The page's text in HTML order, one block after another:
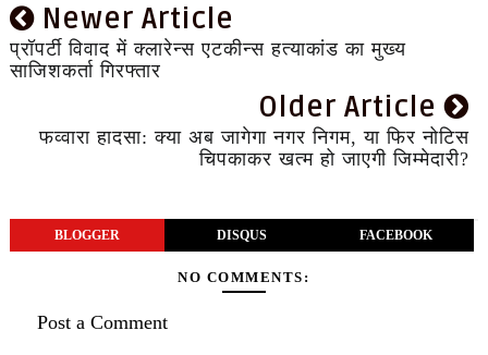
Newer Article
प्रॉपर्टी विवाद में क्लारेन्स एटकीन्स हत्याकांड का मुख्य
साजिशकर्ता गिरफ्तार
Older Article
फव्वारा हादसा: क्या अब जागेगा नगर निगम, या फिर नोटिस
चिपकाकर खत्म हो जाएगी जिम्मेदारी?
BLOGGER DISQUS FACEBOOK
NO COMMENTS:
Post a Comment